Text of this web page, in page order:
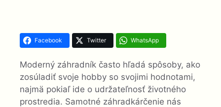
Facebook Twitter WhatsApp
Moderný záhradník často hľadá spôsoby, ako
zosúladiť svoje hobby so svojimi hodnotami,
najmä pokiaľ ide o udržateľnosť životného
prostredia. Samotné záhradkárčenie nás